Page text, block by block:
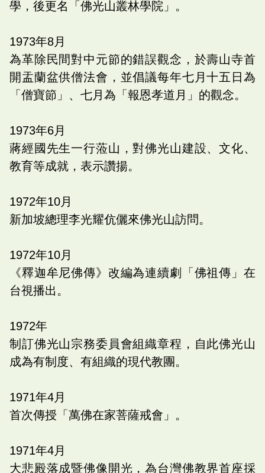
學，後更名「佛光山叢林學院」。
1973年8月
為革除民間對中元節的錯誤觀念，於壽山寺首
開盂蘭盆供僧法會，並倡議每年七月十五日為
「僧寶節」、七月為「報恩孝道月」的觀念。
1973年6月
蔣經國先生一行蒞山，對佛光山建設、文化、
教育等成就，表示讚揚。
1972年10月
新加坡總理李光耀伉儷來佛光山訪問。
1972年10月
《釋迦牟尼佛傳》改編為連續劇「佛祖傳」在
台視播出。
1972年
制訂佛光山宗務委員會組織章程，自此佛光山
成為有制度、有組織的現代教團。
1971年4月
首次傳授「萬佛在家菩薩戒會」。
1971年4月
大悲殿落成暨佛像開光，為台灣佛教界首座採